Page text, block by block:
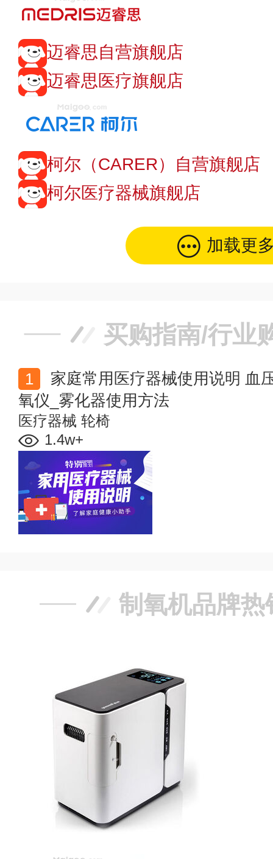
迈睿思自营旗舰店
迈睿思医疗旗舰店
柯尔（CARER）自营旗舰店
柯尔医疗器械旗舰店
加载更
买购指南/行业
氧仪_雾化器使用方法
医疗器械 轮椅
1.4w+
制氧机品牌热